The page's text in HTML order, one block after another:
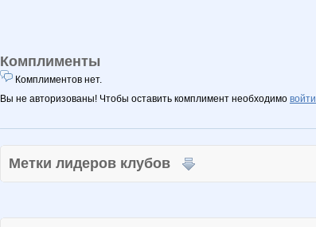
Комплименты
Комплиментов нет.
Вы не авторизованы! Чтобы оставить комплимент необходимо войти
Метки лидеров клубов